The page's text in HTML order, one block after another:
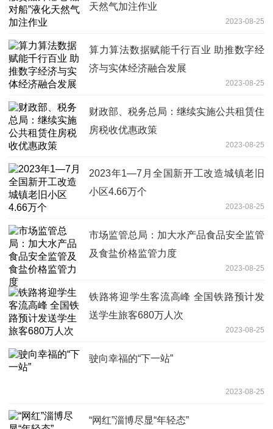
天然气加注作业
2023-08-25
算力算法数据赋能千行百业 助推数字经
济与实体经济融合发展
2023-08-25
财政部、税务总局：继续实施公共租赁住
房税收优惠政策
2023-08-25
2023年1—7月全国新开工改造城镇老旧
小区4.66万个
2023-08-25
市场监管总局：加大水产品食品安全监管
及食盐价格监管力度
2023-08-25
铁路将迎学生客流高峰 全国铁路预计发
送学生旅客680万人次
2023-08-25
驶向幸福的“下一站”
2023-08-25
“网红”淄博尽显“年轻态”